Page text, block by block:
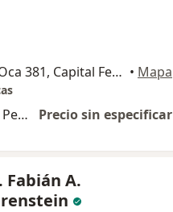
Avenida Montes de Oca 381, Capital Federal • Mapa
Consultas sucesivas Pediatría Precio sin especificar
Fabián A.